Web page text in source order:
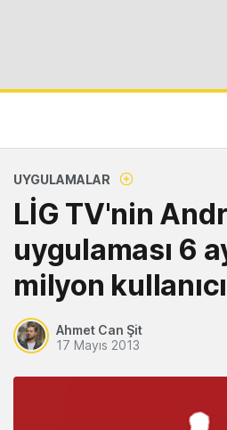
UYGULAMALAR
LİG TV'nin
uygulaması 6
milyon
Ahmet Can Şit
17 Mayıs 2013